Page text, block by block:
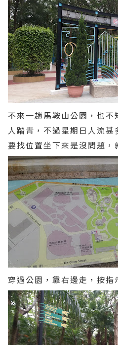
不來一趟馬鞍山公園，也
人踏青，不過星期日人流甚
要找位置坐下來是沒問題，
穿過公園，靠右邊走，按指